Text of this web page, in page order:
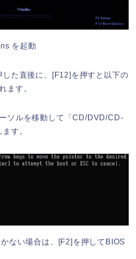
を起動
した直後に、[F12]を押すと以下の
ます。
ソルを移動して「CD/DVD/CD-
す。
ない場合は、[F2]を押してBIOS